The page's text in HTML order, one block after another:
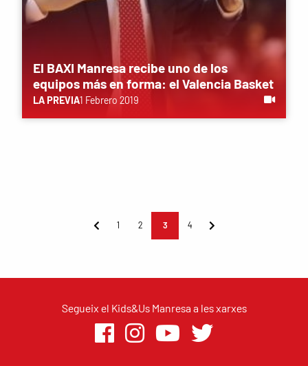
El BAXI Manresa recibe uno de los
equipos más en forma: el Valencia Basket
LA PREVIA1 Febrero 2019
1 2 3 4
Segueix el Kids&Us Manresa a les xarxes